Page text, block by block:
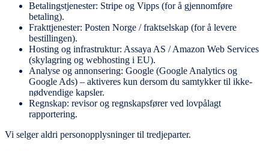
Betalingstjenester: Stripe og Vipps (for å gjennomføre
betaling).
Frakttjenester: Posten Norge / fraktselskap (for å levere
bestillingen).
Hosting og infrastruktur: Assaya AS / Amazon Web Services
(skylagring og webhosting i EU).
Analyse og annonsering: Google (Google Analytics og
Google Ads) – aktiveres kun dersom du samtykker til ikke-
nødvendige kapsler.
Regnskap: revisor og regnskapsfører ved lovpålagt
rapportering.
Vi selger aldri personopplysninger til tredjeparter.